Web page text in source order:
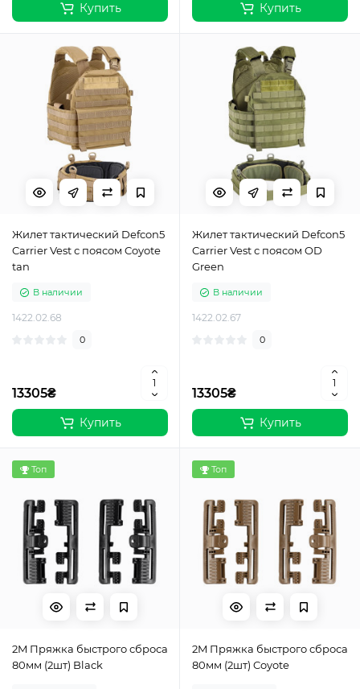
Купить Купить
Жилет тактический Defcon5
Carrier Vest с поясом Coyote
tan
В наличии
1422.02.68
0
13305₴
Купить
Жилет тактический Defcon5
Carrier Vest с поясом OD
Green
В наличии
1422.02.67
0
13305₴
Купить
Топ
2M Пряжка быстрого сброса
80мм (2шт) Black
Топ
2M Пряжка быстрого сброса
80мм (2шт) Coyote